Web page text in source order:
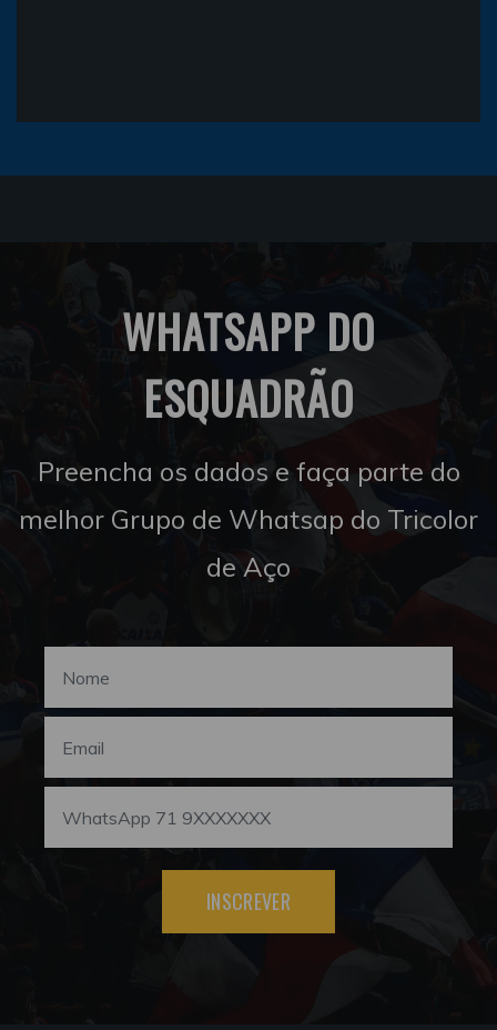
WHATSAPP DO
ESQUADRÃO
Preencha os dados e faça parte do
melhor Grupo de Whatsap do Tricolor
de Aço
INSCREVER